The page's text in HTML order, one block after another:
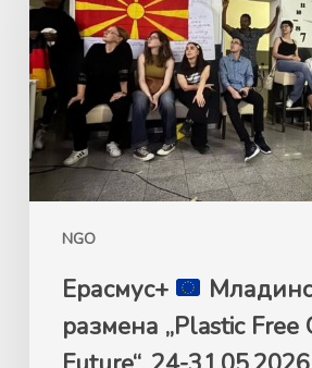
NGO
размена
„Plastic
Free
Green
Future“,
24-
31.05.2026
Германија
Ерасмус+
размена „Plastic Free